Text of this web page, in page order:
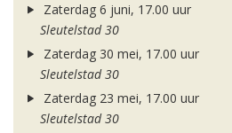
Zaterdag 6 juni, 17.00 uur
Sleutelstad 30
Zaterdag 30 mei, 17.00 uur
Sleutelstad 30
Zaterdag 23 mei, 17.00 uur
Sleutelstad 30